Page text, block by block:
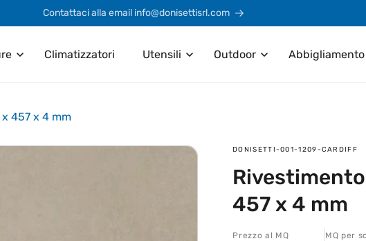
Contattaci alla email info@donisettisrl.com
Climatizzatori Utensili Outdoor Abbigliamento
x 457 x 4 mm
SKU:
DONISETTI-001-1209-CARDIFF
Rivestimento
457 x 4 mm
Prezzo al MQ MQ per